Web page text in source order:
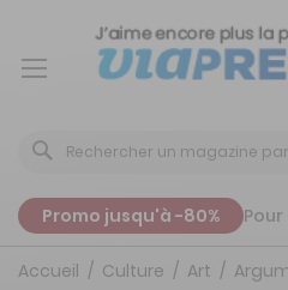
Promo jusqu'à -80%
Accueil Culture Art